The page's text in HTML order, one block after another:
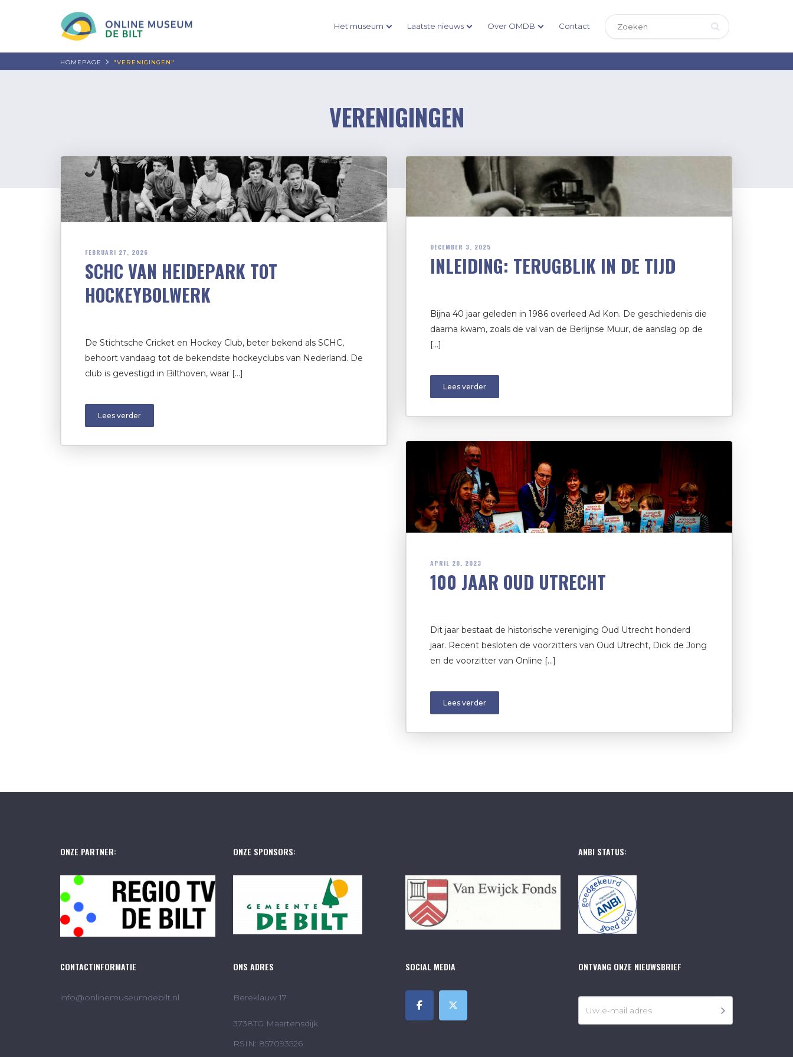
Het museum Laatste nieuws Over OMDB Contact
HOMEPAGE "VERENIGINGEN"
VERENIGINGEN
FEBRUARI 27, 2026
SCHC VAN HEIDEPARK TOT
HOCKEYBOLWERK
De Stichtsche Cricket en Hockey Club, beter bekend als SCHC,
behoort vandaag tot de bekendste hockeyclubs van Nederland. De
club is gevestigd in Bilthoven, waar […]
Lees verder
DECEMBER 3, 2025
INLEIDING: TERUGBLIK IN DE TIJD
Bijna 40 jaar geleden in 1986 overleed Ad Kon. De geschiedenis die
daarna kwam, zoals de val van de Berlijnse Muur, de aanslag op de
[…]
Lees verder
APRIL 20, 2023
100 JAAR OUD UTRECHT
Dit jaar bestaat de historische vereniging Oud Utrecht honderd
jaar. Recent besloten de voorzitters van Oud Utrecht, Dick de Jong
en de voorzitter van Online […]
Lees verder
ONZE PARTNER: ONZE SPONSORS: ANBI STATUS:
CONTACTINFORMATIE
info@onlinemuseumdebilt.nl
ONS ADRES
Bereklauw 17
3738TG Maartensdijk
RSIN: 857093526
SOCIAL MEDIA ONTVANG ONZE NIEUWSBRIEF